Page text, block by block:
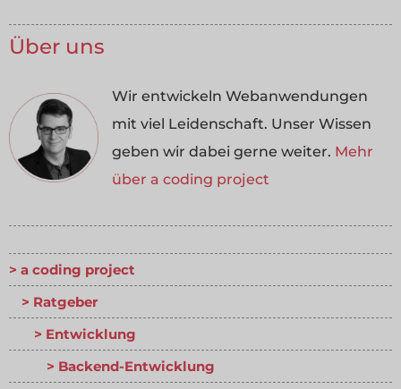
Über uns
Wir entwickeln Webanwendungen
mit viel Leidenschaft. Unser Wissen
geben wir dabei gerne weiter. Mehr
über a coding project
a coding project
Ratgeber
Entwicklung
Backend-Entwicklung